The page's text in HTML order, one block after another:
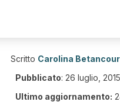
Scritto Carolina
Pubblicato: 26 luglio,
Ultimo aggiornamento: